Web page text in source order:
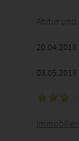
Abitur und
03.05.2019